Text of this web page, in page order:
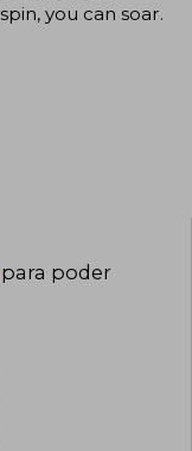
you can soar.
para poder